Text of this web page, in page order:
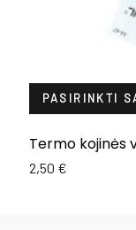
PASIRINKTI
Termo kojinės
2,50 €